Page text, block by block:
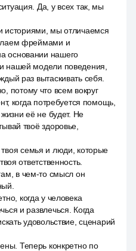
Да, у всех так, мы
историями, мы отличаемся
фреймами и
основании нашего
нашей модели поведения,
раз вытаскивать себя.
потому что всем вокруг
когда потребуется помощь,
её не будет. Не
твоё здоровье,
семья и люди, которые
ответственность.
в чем-то смысл он
когда у человека
и развлечься. Когда
удовольствие, сценарий
Теперь конкретно по